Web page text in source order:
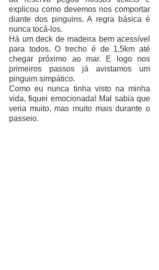
explicou como devemos nos comportar
diante dos pinguins. A regra básica é
nunca tocá-los.
Há um deck de madeira bem acessível
para todos. O trecho é de 1,5km até
chegar próximo ao mar. E logo nos
primeiros passos já avistamos um
pinguim simpático.
Como eu nunca tinha visto na minha
vida, fiquei emocionada! Mal sabia que
veria muito, mas muito mais durante o
passeio.